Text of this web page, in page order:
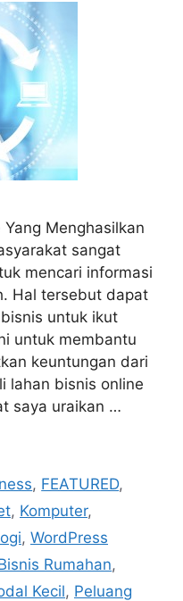
Menghasilkan
sangat
mencari informasi
Hal tersebut dapat
untuk ikut
untuk membantu
keuntungan dari
lahan bisnis online
saya uraikan …
, FEATURED,
, Komputer,
, WordPress
Rumahan,
Kecil, Peluang